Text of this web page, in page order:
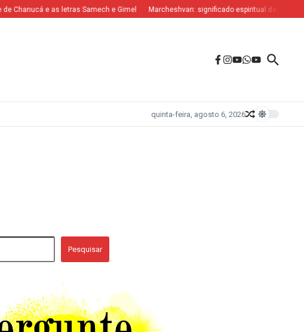
Chanucá e as letras Samech e Gimel Marcheshvan: significado espiritual das letras
quinta-feira, agosto 6, 2026
Pesquisar